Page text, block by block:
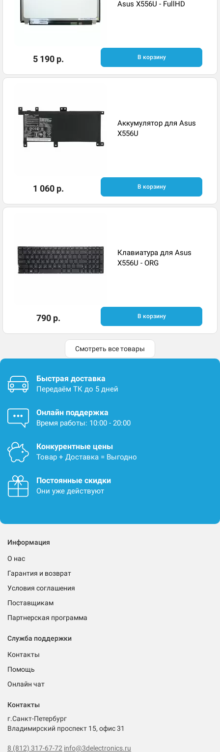
Asus X556U - FullHD
5 190 р. В корзину
Аккумулятор для Asus
X556U
1 060 р. В корзину
Клавиатура для Asus
X556U - ORG
790 р. В корзину
Смотреть все товары
Быстрая доставка
Передаём ТК до 5 дней
Онлайн поддержка
Время работы: 10:00 - 20:00
Конкурентные цены
Товар + Доставка = Выгодно
Постоянные скидки
Они уже действуют
Информация
О нас
Гарантия и возврат
Условия соглашения
Поставщикам
Партнерская программа
Служба поддержки
Контакты
Помощь
Онлайн чат
Контакты
г.Санкт-Петербург
Владимирский проспект 15, офис 31
8 (812) 317-67-72 info@3delectronics.ru